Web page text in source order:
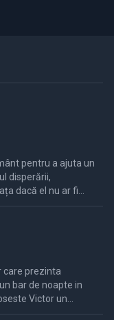
pentru a ajuta un
disperării,
dacă el nu ar fi
care prezinta
in
un
nazistilor, insotit de